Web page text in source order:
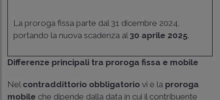
La proroga fissa parte dal 31 dicembre 2024,
portando la nuova scadenza al 30 aprile 2025.
Differenze principali tra proroga fissa e mobile
Nel contraddittorio obbligatorio vi è la proroga
mobile che dipende dalla data in cui il contribuente